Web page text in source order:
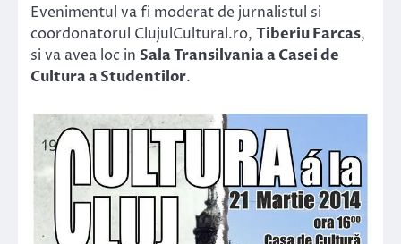
Evenimentul va fi moderat de jurnalistul si
coordonatorul ClujulCultural.ro, Tiberiu Farcas,
si va avea loc in Sala Transilvania a Casei de
Cultura a Studentilor.